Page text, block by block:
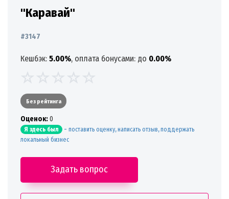
"Каравай"
#3147
Кешбэк: 5.00%, оплата бонусами: до 0.00%
Без рейтинга
Oценок:0
Я здесь был - поставить оценку, написать отзыв, поддержать
локальный бизнес
Задать вопрос